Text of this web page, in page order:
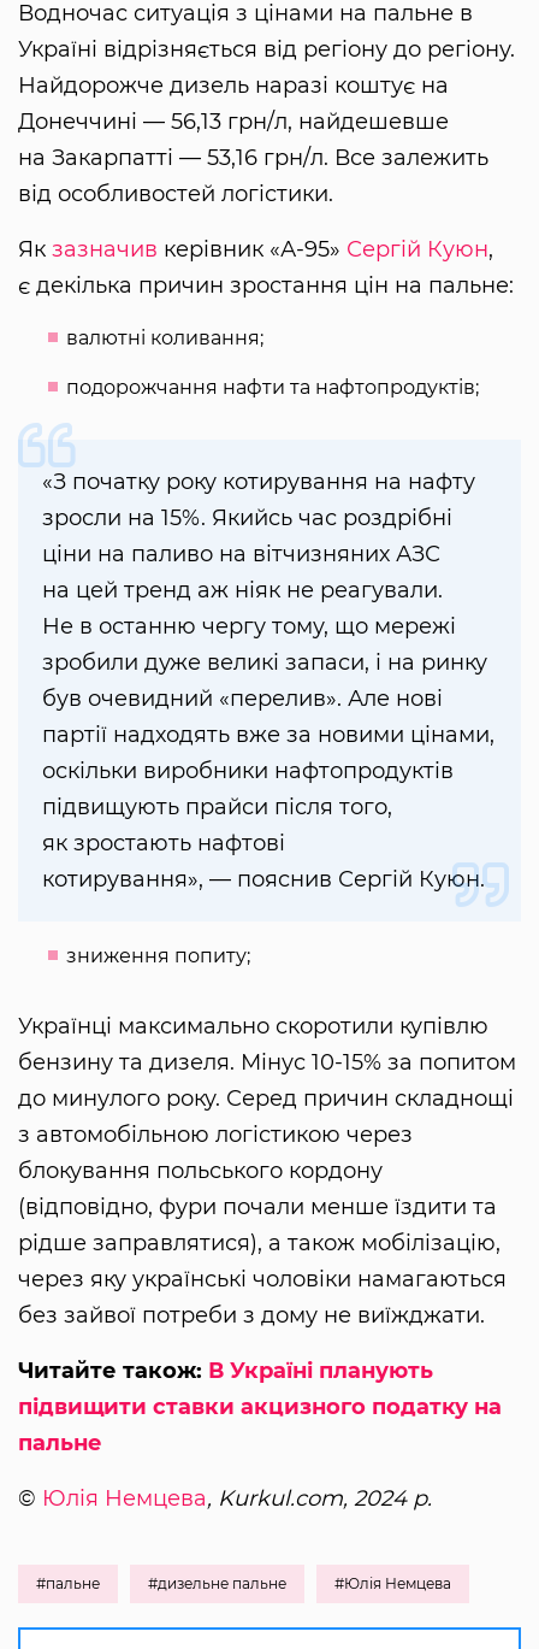
Водночас ситуація з цінами на пальне в
Україні відрізняється від регіону до регіону.
Найдорожче дизель наразі коштує на
Донеччині — 56,13 грн/л, найдешевше
на Закарпатті — 53,16 грн/л. Все залежить
від особливостей логістики.
Як зазначив керівник «А-95» Сергій Куюн,
є декілька причин зростання цін на пальне:
валютні коливання;
подорожчання нафти та нафтопродуктів;
«З початку року котирування на нафту
зросли на 15%. Якийсь час роздрібні
ціни на паливо на вітчизняних АЗС
на цей тренд аж ніяк не реагували.
Не в останню чергу тому, що мережі
зробили дуже великі запаси, і на ринку
був очевидний «перелив». Але нові
партії надходять вже за новими цінами,
оскільки виробники нафтопродуктів
підвищують прайси після того,
як зростають нафтові
котирування», — пояснив Сергій Куюн.
зниження попиту;
Українці максимально скоротили купівлю
бензину та дизеля. Мінус 10-15% за попитом
до минулого року. Серед причин складнощі
з автомобільною логістикою через
блокування польського кордону
(відповідно, фури почали менше їздити та
рідше заправлятися), а також мобілізацію,
через яку українські чоловіки намагаються
без зайвої потреби з дому не виїжджати.
Читайте також: В Україні планують
підвищити ставки акцизного податку на
пальне
© Юлія Немцева, Kurkul.com, 2024 р.
#пальне #дизельне пальне #Юлія Немцева